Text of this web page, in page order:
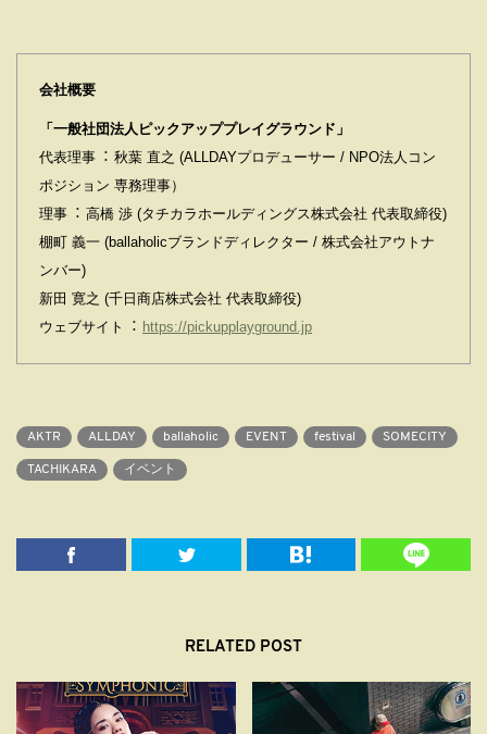
会社概要
「⼀般社団法⼈ピックアッププレイグラウンド」
代表理事︓ 秋葉 直之 (ALLDAYプロデューサー / NPO法⼈コン
ポジション 専務理事）
理事︓ ⾼橋 渉 (タチカラホールディングス株式会社 代表取締役)
棚町 義⼀ (ballaholicブランドディレクター / 株式会社アウトナ
ンバー)
新⽥ 寛之 (千⽇商店株式会社 代表取締役)
ウェブサイト︓ https://pickupplayground.jp
AKTR ALLDAY ballaholic EVENT festival SOMECITY
TACHIKARA イベント
RELATED POST